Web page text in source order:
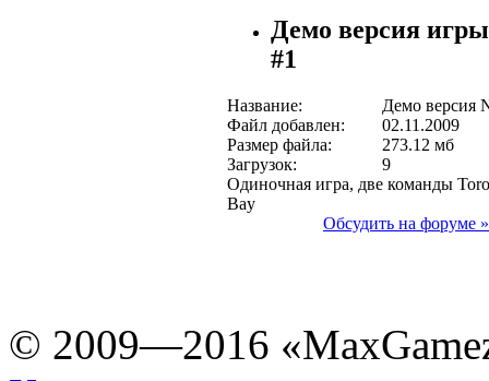
Демо версия
#1
Название:
Демо версия
Файл добавлен:
02.11.2009
Размер файла:
273.12 мб
Загрузок:
9
Одиночная игра, две команды
Bay
Обсудить на форуме »
© 2009—2016